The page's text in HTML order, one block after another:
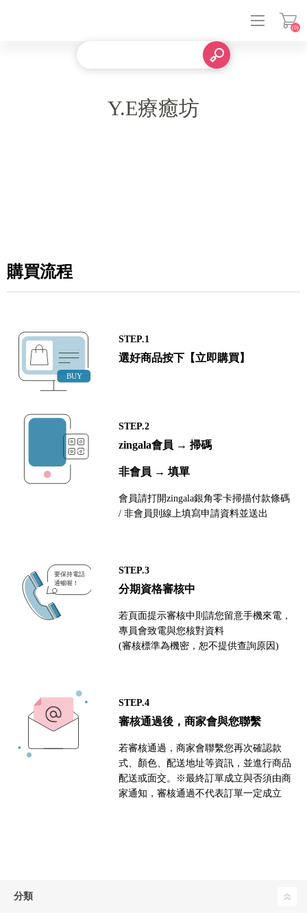
(0)
Y.E療癒坊
購買流程
STEP.1
選好商品按下【立即購買】
STEP.2
zingala會員 → 掃碼
非會員 → 填單
會員請打開zingala銀角零卡掃描付款條碼
/ 非會員則線上填寫申請資料並送出
STEP.3
分期資格審核中
若頁面提示審核中則請您留意手機來電，
專員會致電與您核對資料
(審核標準為機密，恕不提供查詢原因)
STEP.4
審核通過後，商家會與您聯繫
若審核通過，商家會聯繫您再次確認款
式、顏色、配送地址等資訊，並進行商品
配送或面交。※最終訂單成立與否須由商
家通知，審核通過不代表訂單一定成立
分類